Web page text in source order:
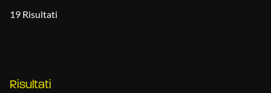
19 Risultati
Risultati